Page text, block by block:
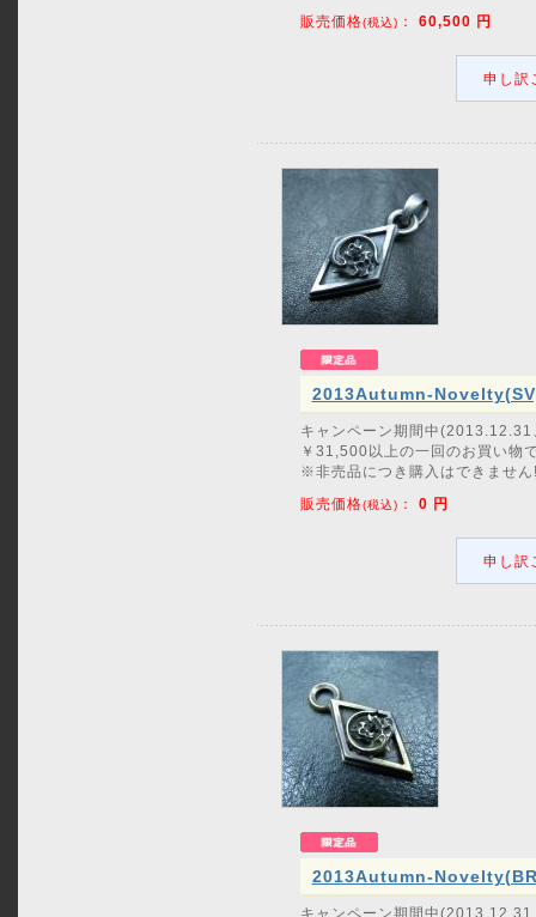
販売価格(税込) ： 60,500 円
申し訳
2013Autumn-
キャンペーン期間中(2013.12.31
￥31,500以上の一回のお買い物
※非売品につき購入はできません
販売価格(税込) ： 0 円
申し訳
2013Autumn-
キャンペーン期間中(2013.12.31